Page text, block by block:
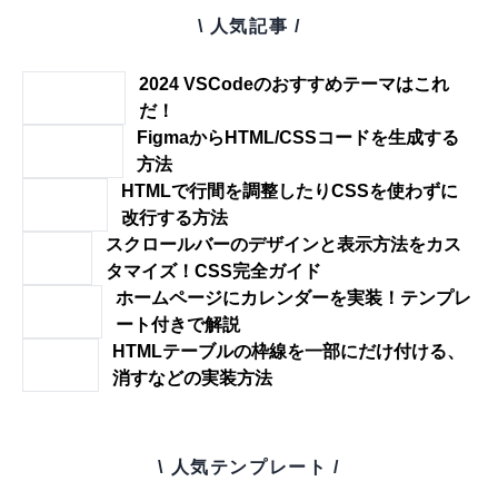
\ 人気記事 /
2024 VSCodeのおすすめテーマはこれ
だ！
FigmaからHTML/CSSコードを生成する
方法
HTMLで行間を調整したりCSSを使わずに
改行する方法
スクロールバーのデザインと表示方法をカス
タマイズ！CSS完全ガイド
ホームページにカレンダーを実装！テンプレ
ート付きで解説
HTMLテーブルの枠線を一部にだけ付ける、
消すなどの実装方法
\ 人気テンプレート /